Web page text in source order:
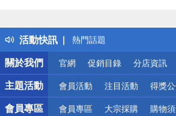
活動快訊
得獎公告
熱門話題
銀行優惠
偏遠地區配送
詐騙網頁！請小心！
關於我們
官網 促銷目錄 分店資訊
主題活動 會員活動 注目活動 得獎
會員專區 會員專區 大宗採購 購物